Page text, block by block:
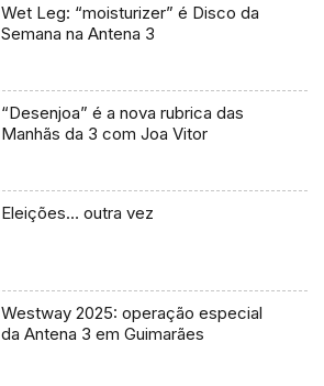
Wet Leg: “moisturizer” é Disco da
Semana na Antena 3
“Desenjoa” é a nova rubrica das
Manhãs da 3 com Joa Vitor
Eleições… outra vez
Westway 2025: operação especial
da Antena 3 em Guimarães